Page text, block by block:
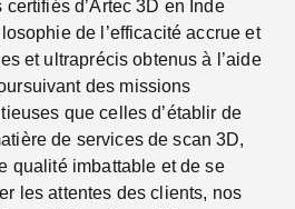
d’Artec 3D en Inde
de l’efficacité accrue et
et ultraprécis obtenus à l’aide
des missions
que celles d’établir de
de services de scan 3D,
qualité imbattable et de se
les attentes des clients, nos